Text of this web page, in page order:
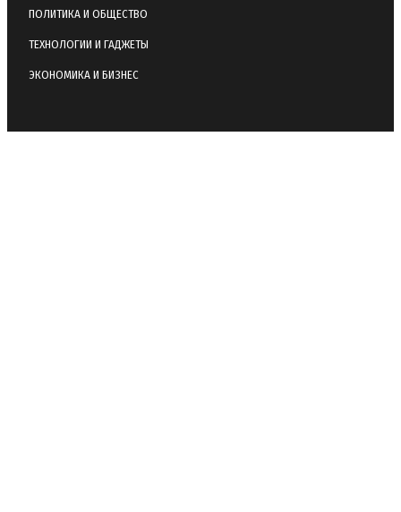
ПОЛИТИКА И ОБЩЕСТВО
ТЕХНОЛОГИИ И ГАДЖЕТЫ
ЭКОНОМИКА И БИЗНЕС